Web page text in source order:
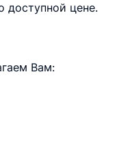
доступной цене.
Вам: